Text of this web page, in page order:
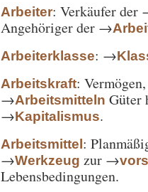
Arbeiter: Verkäufer der
Angehöriger der →
Arbeiterklasse: →
Arbeitskraft:
→Arbeitsmitteln Güter
→Kapitalismus.
Arbeitsmittel:
→Werkzeug zur →
Lebensbedingungen.